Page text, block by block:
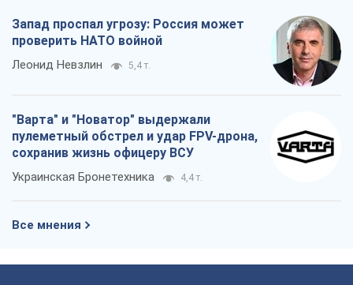
Запад проспал угрозу: Россия может
проверить НАТО войной
Леонид Невзлин 5,4 т.
"Варта" и "Новатор" выдержали
пулеметный обстрел и удар FPV-дрона,
сохранив жизнь офицеру ВСУ
Украинская Бронетехника 4,4 т.
Все мнения